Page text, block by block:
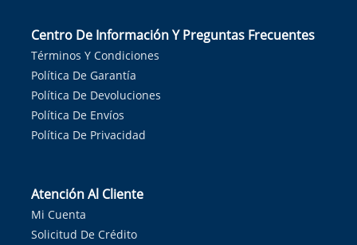
Centro De Información Y Preguntas Frecuentes
Términos Y Condiciones
Política De Garantía
Política De Devoluciones
Política De Envíos
Política De Privacidad
Atención Al Cliente
Mi Cuenta
Solicitud De Crédito